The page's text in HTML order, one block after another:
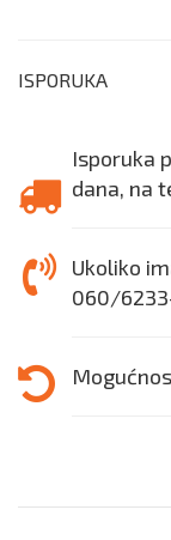
ISPORUKA
Isporuka
dana, na
Ukoliko
060/